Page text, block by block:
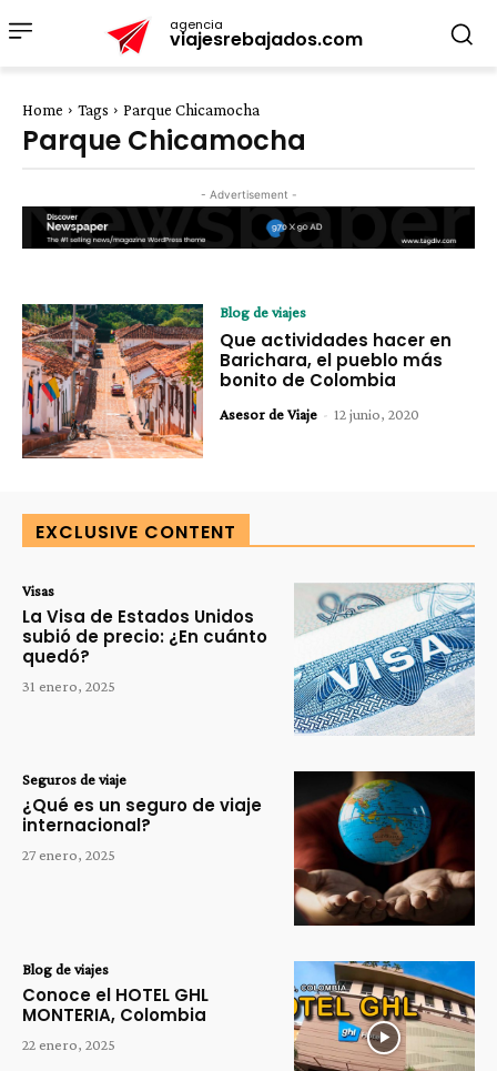
agencia
viajesrebajados.com
Home Tags Parque Chicamocha
Parque Chicamocha
- Advertisement -
Blog de viajes
Que actividades hacer en
Barichara, el pueblo más
bonito de Colombia
Asesor de Viaje - 12 junio, 2020
EXCLUSIVE CONTENT
Visas
La Visa de Estados Unidos
subió de precio: ¿En cuánto
quedó?
31 enero, 2025
Seguros de viaje
¿Qué es un seguro de viaje
internacional?
27 enero, 2025
Blog de viajes
Conoce el HOTEL GHL
MONTERIA, Colombia
22 enero, 2025